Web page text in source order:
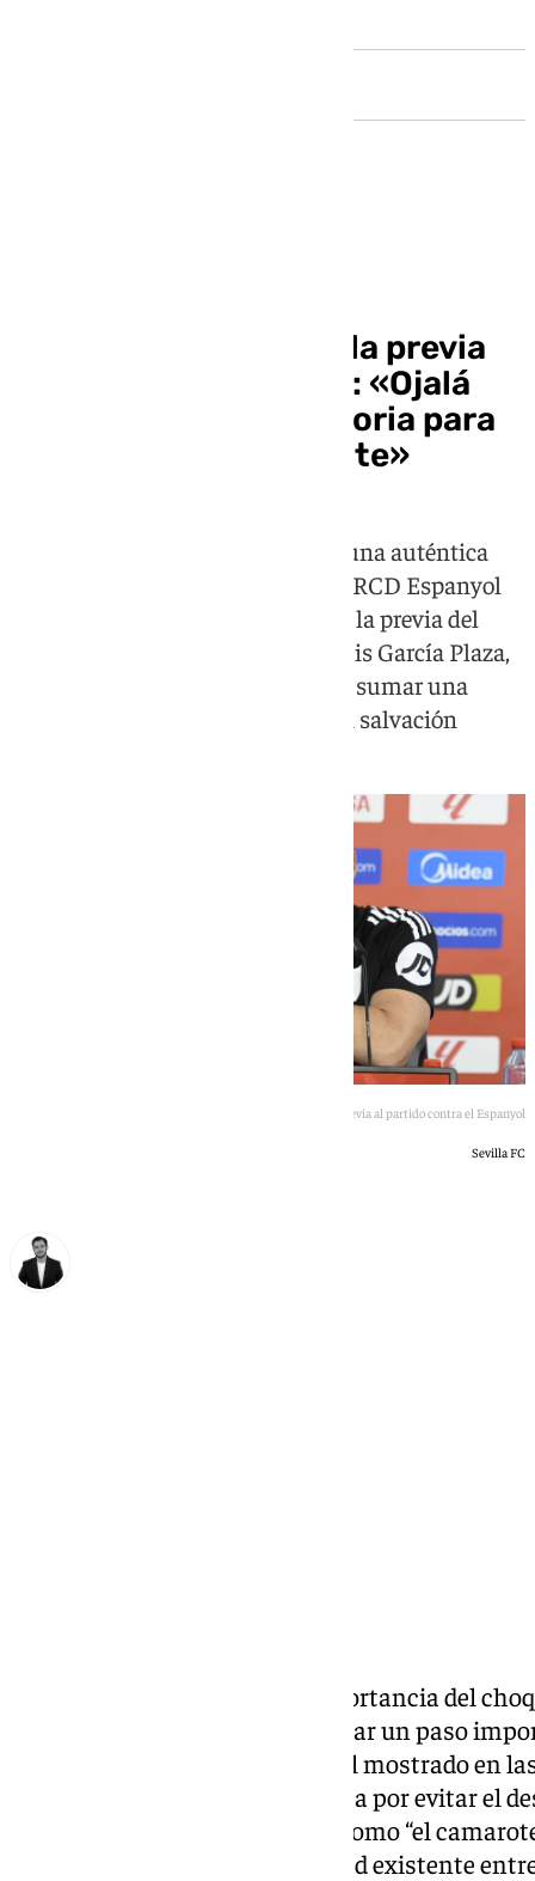
Luis García Plaza, en la previa
del Sevilla – Espanyol: «Ojalá
consigamos otra victoria para
dar un paso importante»
El Sevilla FC afronta este sábado una auténtica
final por la permanencia frente al RCD Espanyol
en el Ramón Sánchez Pizjuán. En la previa del
encuentro, el técnico sevillista, Luis García Plaza,
dejó claro que el objetivo pasa por sumar una
victoria que acerque al equipo a la salvación
Luis García Plaza en la rueda de prensa previa al partido contra el Espanyol
Sevilla FC
El entrenador reconoció la importancia del
consigamos otra victoria para dar un paso
equipo deberá mantener el nivel mostrado en
García Plaza destacó que la pelea por evitar el
nunca y describió la situación como “el
haciendo referencia a la igualdad existente